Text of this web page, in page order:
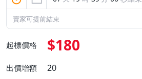
賣家可提前結束
起標價格 $180
出價增額 20